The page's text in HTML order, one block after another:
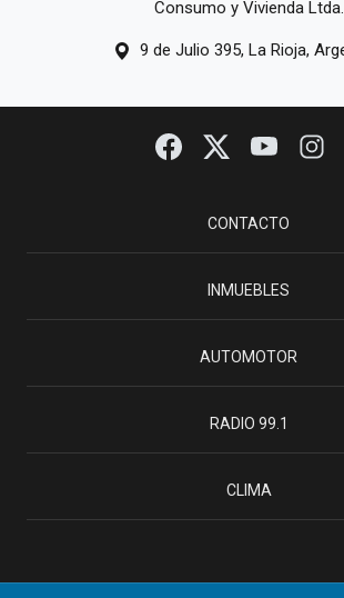
Consumo y Vivienda Ltda.
9 de Julio 395, La Rioja,
CONTACTO
INMUEBLES
AUTOMOTOR
RADIO 99.1
CLIMA